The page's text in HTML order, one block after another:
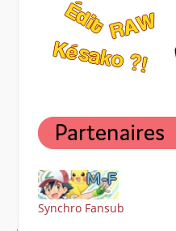
Synchro Fansub